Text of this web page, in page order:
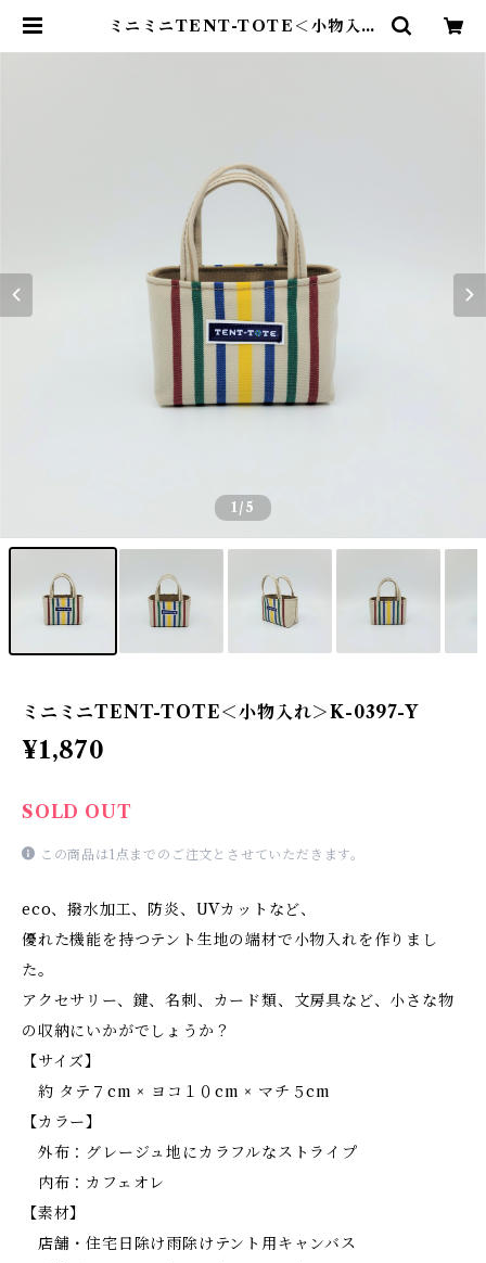
ミニミニTENT-TOTE＜小物入れ
1 /5
ミニミニTENT-TOTE＜小物入れ＞K-0397-Y
¥1,870
SOLD OUT
この商品は1点までのご注文とさせていただきます。
eco、撥水加工、防炎、UVカットなど、
優れた機能を持つテント生地の端材で小物入れを作りまし
た。
アクセサリー、鍵、名刺、カード類、文房具など、小さな物
の収納にいかがでしょうか？
【サイズ】
約 タテ７cm × ヨコ１０cm × マチ５cm
【カラー】
外布：グレージュ地にカラフルなストライプ
内布：カフェオレ
【素材】
店舗・住宅日除け雨除けテント用キャンバス